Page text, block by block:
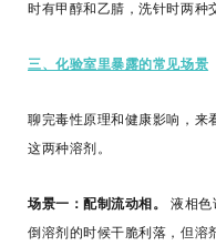
时有甲醇和乙腈，洗针时两
三、化验室里暴露的常见场景
聊完毒性原理和健康影响，来
这两种溶剂。
场景一：配制流动相。
液相色
倒溶剂的时候干脆利落，但溶